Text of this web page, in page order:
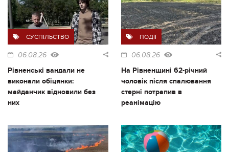
СУСПІЛЬСТВО
06.08.26
Рівненські вандали не
виконали обіцянки:
майданчик відновили без
них
ПОДІЇ
06.08.26
На Рівненщині 62-річний
чоловік після спалювання
стерні потрапив в
реанімацію